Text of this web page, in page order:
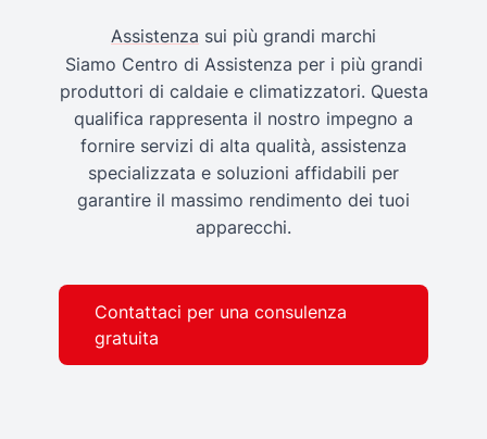
Assistenza sui più grandi marchi
Siamo Centro di Assistenza per i più grandi
produttori di caldaie e climatizzatori. Questa
qualifica rappresenta il nostro impegno a
fornire servizi di alta qualità, assistenza
specializzata e soluzioni affidabili per
garantire il massimo rendimento dei tuoi
apparecchi.
Contattaci per una consulenza
gratuita